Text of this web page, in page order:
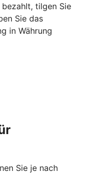
tilgen Sie
Sie das
in Währung
Sie je nach